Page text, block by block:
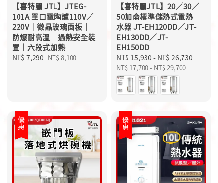
【喜特麗 JTL】JTEG-
101A 單口電陶爐110V／
220V｜微晶玻璃面板｜
防爆耐高溫｜過熱安全裝
置｜六段式加熱
Sale
NT$ 7,290 Regular
NT$ 8,100
【喜特麗JTL】20／30／
50加侖標準儲熱式電熱
水器 JT-EH120DD／JT-
EH130DD／JT-
EH150DD
Sale
price
NT$ 15,930 - NT$ 26,730
NT$ 17,700-NT$ 29,700
優惠 優惠